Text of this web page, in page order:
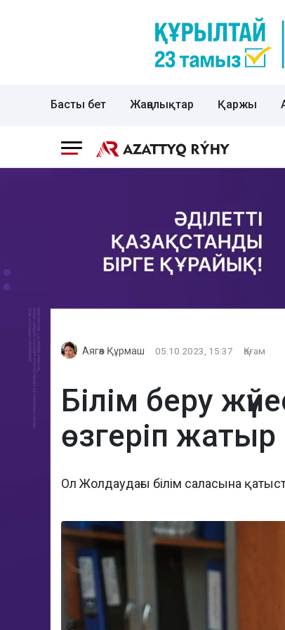
Басты бет Жаңалықтар Қаржы
Аягөз Құрмаш 05.10.2023, 15:37 Қоғам
Білім беру
өзгеріп
Ол Жолдаудағы білім саласына